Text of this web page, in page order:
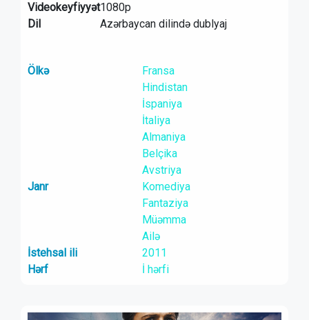
Videokeyfiyyət1080p
Dil
Azərbaycan dilində dublyaj
Ölkə
Fransa
Hindistan
İspaniya
İtaliya
Almaniya
Belçika
Avstriya
Janr
Komediya
Fantaziya
Müəmma
Ailə
İstehsal ili
2011
Hərf
İ hərfi